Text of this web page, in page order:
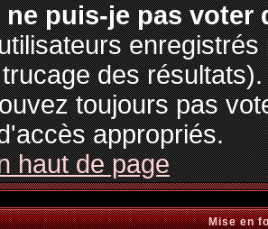
puis-je pas voter
des
toujours pas
appropriés.
haut de page
Mise en